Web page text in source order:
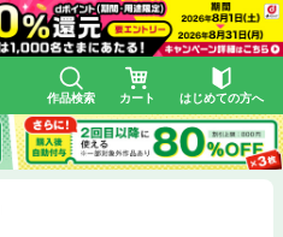
作品検索 カート はじめての方へ